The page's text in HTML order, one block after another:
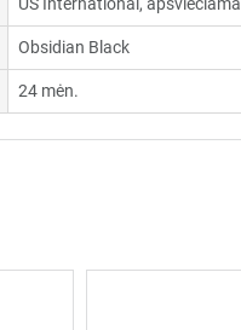
Obsidian Black
24 mėn.